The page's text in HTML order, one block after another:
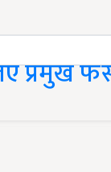
प्रमुख